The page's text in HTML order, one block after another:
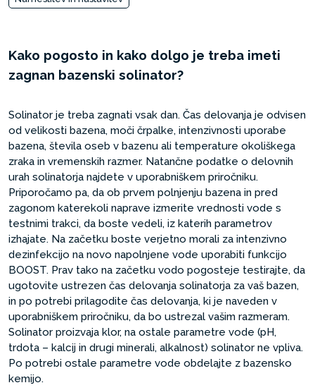
Kako pogosto in kako dolgo je treba imeti
zagnan bazenski solinator?
Solinator je treba zagnati vsak dan. Čas delovanja je odvisen
od velikosti bazena, moči črpalke, intenzivnosti uporabe
bazena, števila oseb v bazenu ali temperature okoliškega
zraka in vremenskih razmer. Natančne podatke o delovnih
urah solinatorja najdete v uporabniškem priročniku.
Priporočamo pa, da ob prvem polnjenju bazena in pred
zagonom katerekoli naprave izmerite vrednosti vode s
testnimi trakci, da boste vedeli, iz katerih parametrov
izhajate. Na začetku boste verjetno morali za intenzivno
dezinfekcijo na novo napolnjene vode uporabiti funkcijo
BOOST. Prav tako na začetku vodo pogosteje testirajte, da
ugotovite ustrezen čas delovanja solinatorja za vaš bazen,
in po potrebi prilagodite čas delovanja, ki je naveden v
uporabniškem priročniku, da bo ustrezal vašim razmeram.
Solinator proizvaja klor, na ostale parametre vode (pH,
trdota – kalcij in drugi minerali, alkalnost) solinator ne vpliva.
Po potrebi ostale parametre vode obdelajte z bazensko
kemijo.